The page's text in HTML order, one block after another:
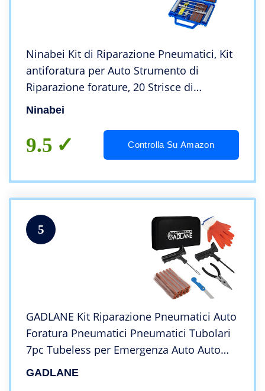
Ninabei Kit di Riparazione Pneumatici, Kit
antiforatura per Auto Strumento di
Riparazione forature, 20 Strisce di
Riparazione
Ninabei
9.5 Controlla Su Amazon
5
GADLANE Kit Riparazione Pneumatici Auto
Foratura Pneumatici Pneumatici Tubolari
7pc Tubeless per Emergenza Auto Auto
Motociclo Camion ATV Jeep Trattore 20
GADLANE